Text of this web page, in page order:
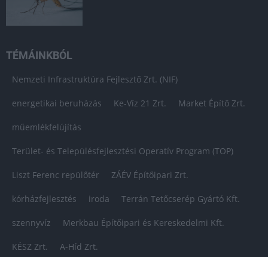
TÉMÁINKBÓL
Nemzeti Infrastruktúra Fejlesztő Zrt. (NIF)
energetikai beruházás Ke-Víz 21 Zrt. Market Építő Zrt.
műemlékfelújítás
Terület- és Településfejlesztési Operatív Program (TOP)
Liszt Ferenc repülőtér ZÁÉV Építőipari Zrt.
kórházfejlesztés iroda Terrán Tetőcserép Gyártó Kft.
szennyvíz Merkbau Építőipari és Kereskedelmi Kft.
KÉSZ Zrt. A-Híd Zrt.